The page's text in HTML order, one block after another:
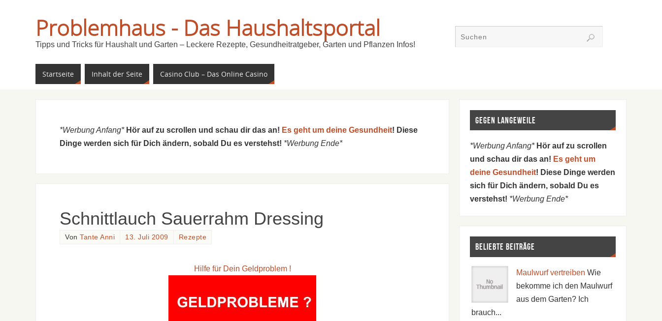
Problemhaus - Das Haushaltsportal
Tipps und Tricks für Haushalt und Garten – Leckere Rezepte, Gesundheitratgeber, Garten und Pflanzen Infos!
Startseite Inhalt der Seite Casino Club – Das Online Casino
*Werbung Anfang* Hör auf zu scrollen und schau dir das an! Es geht um deine Gesundheit! Diese
Dinge werden sich für Dich ändern, sobald Du es verstehst! *Werbung Ende*
Schnittlauch Sauerrahm Dressing
Von Tante Anni 13. Juli 2009 Rezepte
Hilfe für Dein Geldproblem !
Gegen Langeweile
*Werbung Anfang* Hör auf zu scrollen
und schau dir das an! Es geht um
deine Gesundheit! Diese Dinge werden
sich für Dich ändern, sobald Du es
verstehst! *Werbung Ende*
Beliebte Beiträge
Maulwurf vertreiben Wie
bekomme ich den Maulwurf
aus dem Garten? Ich
brauch...